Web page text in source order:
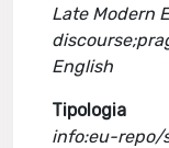
Late Modern
English
Tipologia
info:eu-repo/